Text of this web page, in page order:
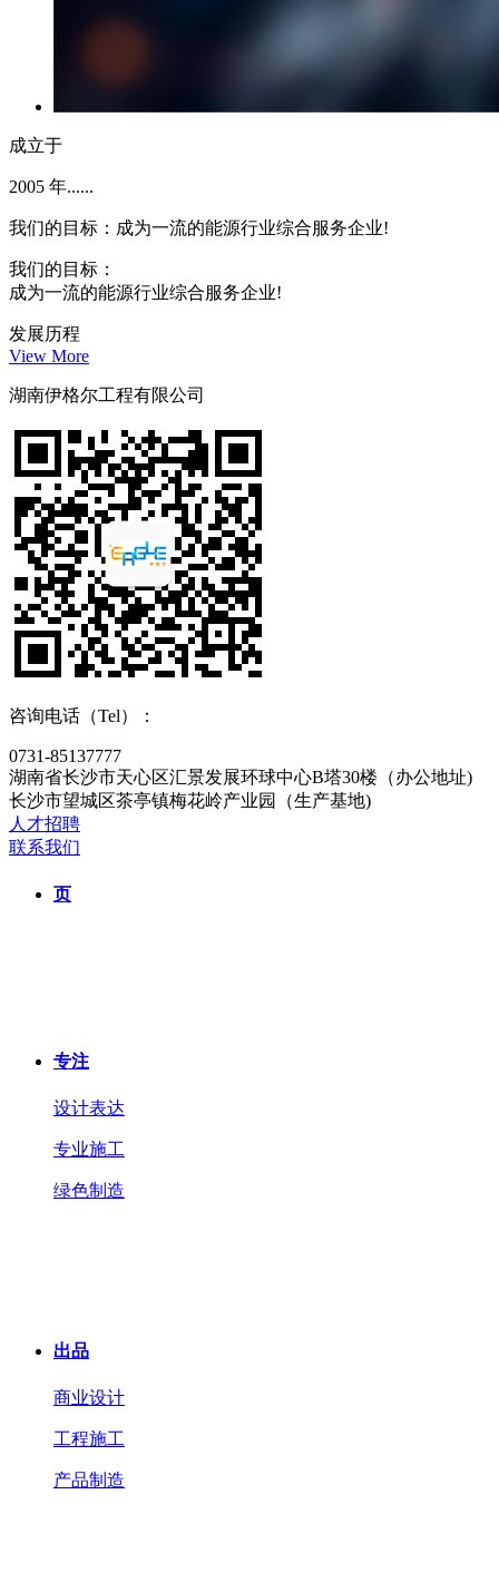
成立于
2005 年......
我们的目标：成为一流的能源行业综合服务企业!
我们的目标：
成为一流的能源行业综合服务企业!
发展历程
View More
湖南伊格尔工程有限公司
咨询电话（Tel）：
0731-85137777
湖南省长沙市天心区汇景发展环球中心B塔30楼（办公地址)
长沙市望城区茶亭镇梅花岭产业园（生产基地)
人才招聘
联系我们
页
专注
设计表达
专业施工
绿色制造
出品
商业设计
工程施工
产品制造